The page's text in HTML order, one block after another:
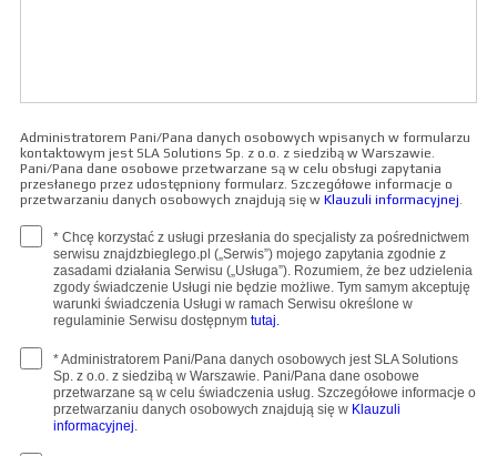
Administratorem Pani/Pana danych osobowych wpisanych w formularzu
kontaktowym jest SLA Solutions Sp. z o.o. z siedzibą w Warszawie.
Pani/Pana dane osobowe przetwarzane są w celu obsługi zapytania
przesłanego przez udostępniony formularz. Szczegółowe informacje o
przetwarzaniu danych osobowych znajdują się w Klauzuli informacyjnej.
* Chcę korzystać z usługi przesłania do specjalisty za pośrednictwem
serwisu znajdzbieglego.pl („Serwis”) mojego zapytania zgodnie z
zasadami działania Serwisu („Usługa”). Rozumiem, że bez udzielenia
zgody świadczenie Usługi nie będzie możliwe. Tym samym akceptuję
warunki świadczenia Usługi w ramach Serwisu określone w
regulaminie Serwisu dostępnym tutaj.
* Administratorem Pani/Pana danych osobowych jest SLA Solutions
Sp. z o.o. z siedzibą w Warszawie. Pani/Pana dane osobowe
przetwarzane są w celu świadczenia usług. Szczegółowe informacje o
przetwarzaniu danych osobowych znajdują się w Klauzuli
informacyjnej.